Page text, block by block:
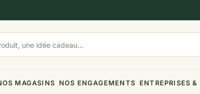
MAGASINS NOS ENGAGEMENTS ENTREPRISES